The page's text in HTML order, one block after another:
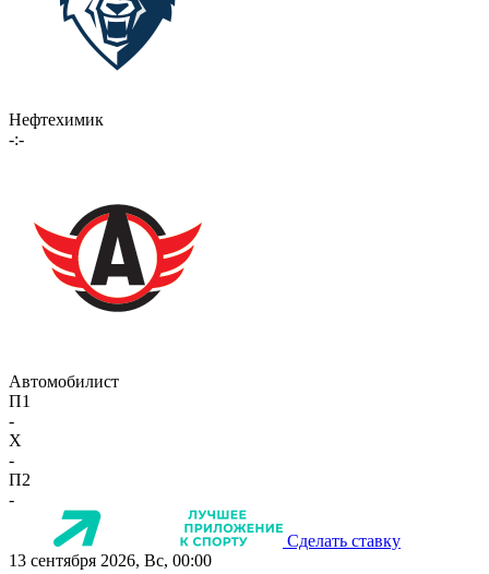
Нефтехимик
-:-
Автомобилист
П1
-
X
-
П2
-
Сделать ставку
13 сентября 2026, Вс, 00:00